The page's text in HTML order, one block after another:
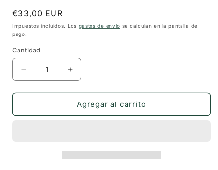
Precio
habitual
€33,00 EUR
Impuestos incluidos. Los gastos de envío se calculan en la pantalla de
pago.
Cantidad
Cantidad
Reducir
cantidad
para
contorno
Aumentar
cantidad
para
Gel
contorno
Agregar al carrito